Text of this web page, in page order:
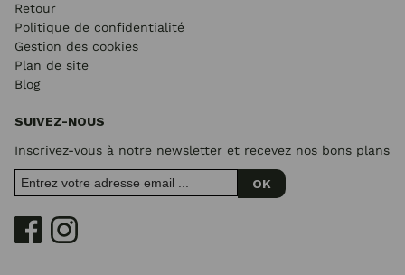
Retour
Politique de confidentialité
Gestion des cookies
Plan de site
Blog
SUIVEZ-NOUS
Inscrivez-vous à notre newsletter et recevez nos bons plans
OK